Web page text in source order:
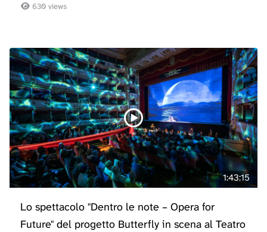
630 views
1:43:15
Lo spettacolo "Dentro le note – Opera for
Future" del progetto Butterfly in scena al Teatro